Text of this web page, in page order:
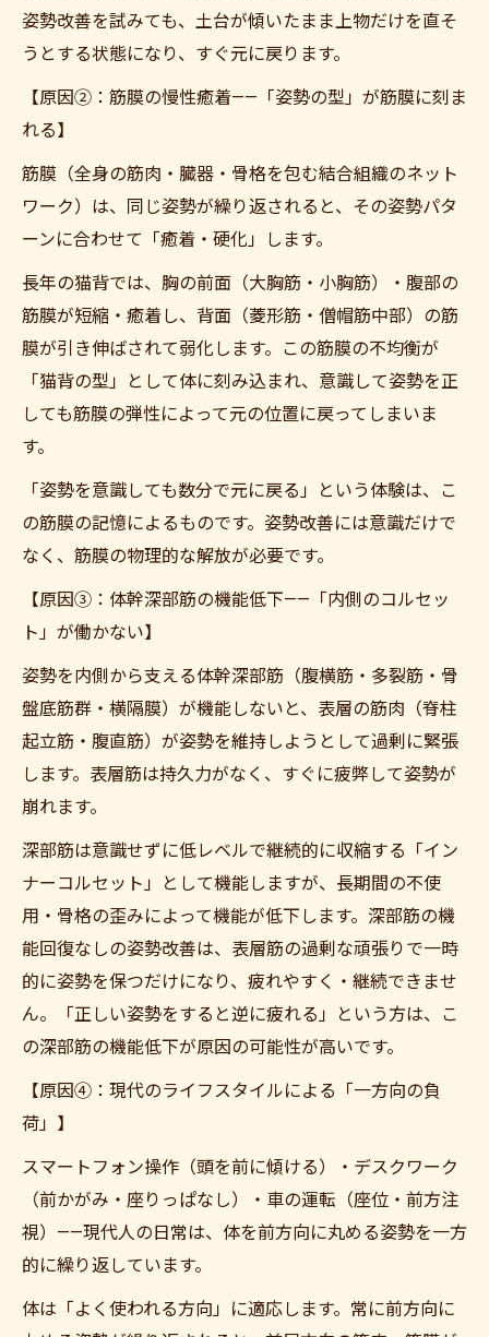
姿勢改善を試みても、土台が傾いたまま上物だけを直そ
うとする状態になり、すぐ元に戻ります。
【原因②：筋膜の慢性癒着——「姿勢の型」が筋膜に刻ま
れる】
筋膜（全身の筋肉・臓器・骨格を包む結合組織のネット
ワーク）は、同じ姿勢が繰り返されると、その姿勢パタ
ーンに合わせて「癒着・硬化」します。
長年の猫背では、胸の前面（大胸筋・小胸筋）・腹部の
筋膜が短縮・癒着し、背面（菱形筋・僧帽筋中部）の筋
膜が引き伸ばされて弱化します。この筋膜の不均衡が
「猫背の型」として体に刻み込まれ、意識して姿勢を正
しても筋膜の弾性によって元の位置に戻ってしまいま
す。
「姿勢を意識しても数分で元に戻る」という体験は、こ
の筋膜の記憶によるものです。姿勢改善には意識だけで
なく、筋膜の物理的な解放が必要です。
【原因③：体幹深部筋の機能低下——「内側のコルセッ
ト」が働かない】
姿勢を内側から支える体幹深部筋（腹横筋・多裂筋・骨
盤底筋群・横隔膜）が機能しないと、表層の筋肉（脊柱
起立筋・腹直筋）が姿勢を維持しようとして過剰に緊張
します。表層筋は持久力がなく、すぐに疲弊して姿勢が
崩れます。
深部筋は意識せずに低レベルで継続的に収縮する「イン
ナーコルセット」として機能しますが、長期間の不使
用・骨格の歪みによって機能が低下します。深部筋の機
能回復なしの姿勢改善は、表層筋の過剰な頑張りで一時
的に姿勢を保つだけになり、疲れやすく・継続できませ
ん。「正しい姿勢をすると逆に疲れる」という方は、こ
の深部筋の機能低下が原因の可能性が高いです。
【原因④：現代のライフスタイルによる「一方向の負
荷」】
スマートフォン操作（頭を前に傾ける）・デスクワーク
（前かがみ・座りっぱなし）・車の運転（座位・前方注
視）——現代人の日常は、体を前方向に丸める姿勢を一方
的に繰り返しています。
体は「よく使われる方向」に適応します。常に前方向に